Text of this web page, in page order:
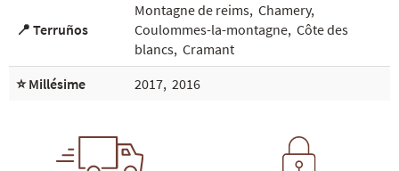
📍 Terruños
Montagne de reims, Chamery,
Coulommes-la-montagne, Côte des
blancs, Cramant
⭐ Millésime
2017, 2016